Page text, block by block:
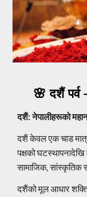
🌸 दशैं पर्व
दशैं: नेपालीहरूको
दशैं केवल एक चाड
पक्षको घटस्थापनादेखि
सामाजिक, सांस्कृतिक
दशैंको मूल आधार